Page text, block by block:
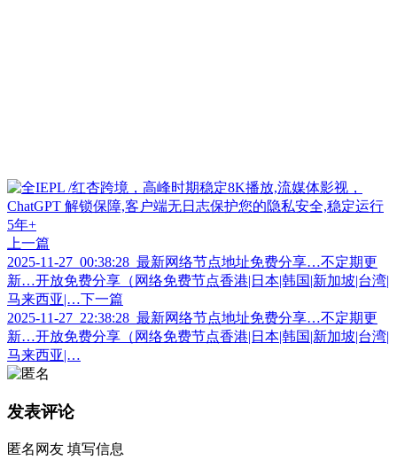
上一篇
2025-11-27_00:38:28_最新网络节点地址免费分享…不定期更
新…开放免费分享（网络免费节点香港|日本|韩国|新加坡|台湾|
马来西亚|… 下一篇
2025-11-27_22:38:28_最新网络节点地址免费分享…不定期更
新…开放免费分享（网络免费节点香港|日本|韩国|新加坡|台湾|
马来西亚|…
发表评论
匿名网友 填写信息